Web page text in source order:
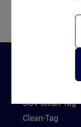
Clean-Tag
CGV Clean-Tag
Clean-Tag